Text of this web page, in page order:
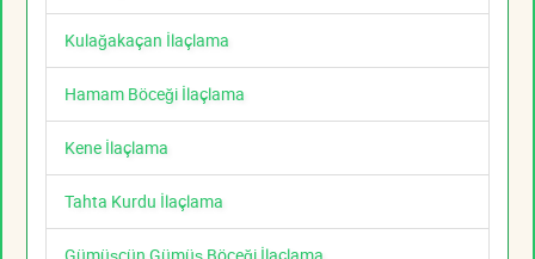
Kulağakaçan İlaçlama
Hamam Böceği İlaçlama
Kene İlaçlama
Tahta Kurdu İlaçlama